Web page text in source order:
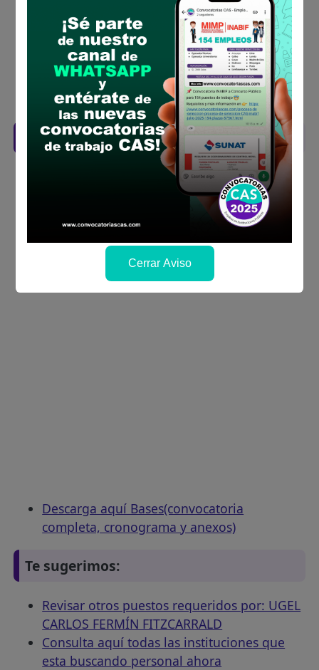
requisitos para el puesto
Prepara tu documentación y presentalo en
la fechas y por los medios que indica las
bases
Revisar el cronograma para conocer cuando
se publicará los resultados
Descarga aquí las Bases
Descarga aquí Bases(convocatoria
completa, cronograma y anexos)
Te sugerimos:
Revisar otros puestos requeridos por: UGEL
CARLOS FERMÍN FITZCARRALD
Consulta aquí todas las instituciones que
esta buscando personal ahora
Cerrar Aviso